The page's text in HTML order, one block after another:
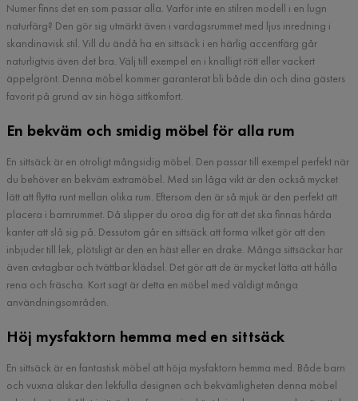
Numer finns det en som passar alla. Varför inte en stilren modell i en lugn
naturfärg? Den gör sig utmärkt även i vardagsrummet med ljus inredning i
skandinavisk stil. Vill du ändå ha en sittsäck i en härlig accentfärg går
naturligtvis även det bra. Välj till exempel en i knalligt rött eller vackert
äppelgrönt. Denna möbel kommer garanterat bli både din och dina gästers
favorit på grund av sin höga sittkomfort.
En bekväm och smidig möbel för alla rum
En sittsäck är en otroligt mångsidig möbel. Den passar till exempel perfekt när
du behöver en bekväm extramöbel. Med sin låga vikt är den också mycket
lätt att flytta runt mellan olika rum. Eftersom den är så mjuk är den perfekt att
placera i barnrummet. Då slipper du oroa dig för att det ska finnas hårda
kanter att slå sig på. Dessutom går en sittsäck att forma vilket gör att den
inbjuder till lek, plötsligt är den en häst eller en drake. Många sittsäckar har
även avtagbar och tvättbar klädsel. Det gör att de är mycket lätta att hålla
rena och fräscha. Kort sagt är detta en möbel med väldigt många
användningsområden.
Höj mysfaktorn hemma med en sittsäck
En sittsäck är en fantastisk möbel att höja mysfaktorn hemma med. Både barn
och vuxna älskar den lekfulla designen och bekvämligheten denna möbel